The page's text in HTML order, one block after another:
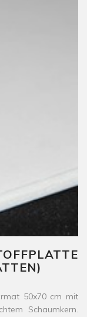
50x70 cm mit
Schaumkern.